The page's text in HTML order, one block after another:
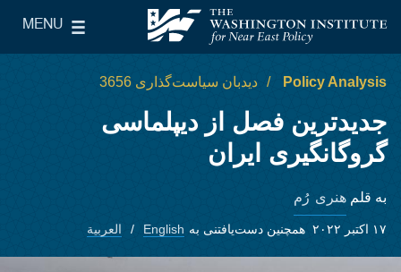
The Washington Institute for Near East Policy
MENU
Main Menu
Policy Analysis دیدبان سیاست‌گذاری 3656
جدیدترین فصل از دیپلماسی
گروگانگیری ایران
به قلم هنری رُم
۱۷ اکتبر ۲۰۲۲ همچنین دست‌یافتنی به English العربية